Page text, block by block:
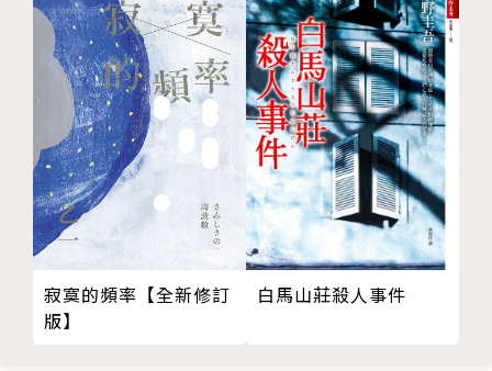
omplete Andersen，共六卷）。此書出版於1949
年，譯者是丹麥籍的作家暨演員尚．荷斯霍特（Jean
Hersholt, 1886-1956）。
荷斯霍特出生於丹麥，後來移民美國，1913年開始成
為好萊塢演員。他是安徒生童話故事各種版本的狂熱收
藏家，還翻譯並出版了所有的安徒生作品。他的這部
《安徒生完整童話集》文筆生動流暢，敘事邏輯清晰，
被譽為英語世界最佳的譯本之一。
【八則經典安徒生童話】
寂寞的頻率【全新修訂
版】
白馬山莊殺人事件